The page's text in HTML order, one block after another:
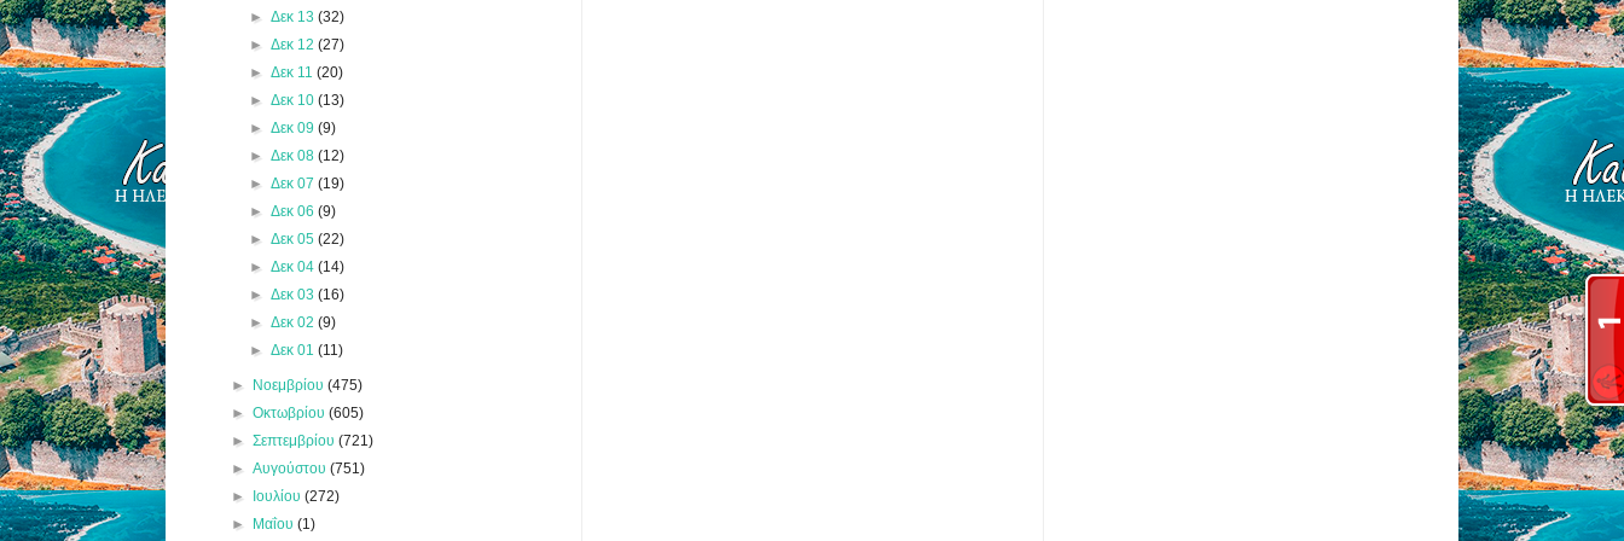
► Δεκ 13 (32)
► Δεκ 12 (27)
► Δεκ 11 (20)
► Δεκ 10 (13)
► Δεκ 09 (9)
► Δεκ 08 (12)
► Δεκ 07 (19)
► Δεκ 06 (9)
► Δεκ 05 (22)
► Δεκ 04 (14)
► Δεκ 03 (16)
► Δεκ 02 (9)
► Δεκ 01 (11)
► Νοεμβρίου(475)
►Οκτωβρίου(605)
►Σεπτεμβρίου(721)
►Αυγούστου(751)
► Ιουλίου(272)
► Μαΐου(1)